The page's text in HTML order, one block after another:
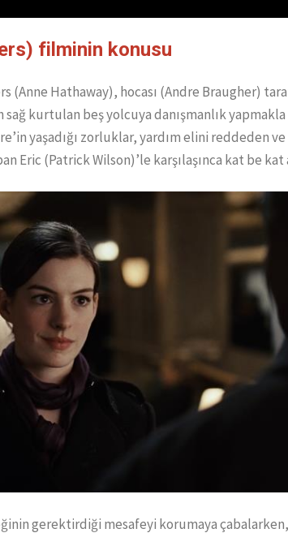
filminin konusu
(Anne Hathaway), hocası (Andre Braugher)
sağ kurtulan beş yolcuya danışmanlık
yaşadığı zorluklar, yardım elini reddeden ve
Eric (Patrick Wilson)’le karşılaşınca kat be kat
gerektirdiği mesafeyi korumaya